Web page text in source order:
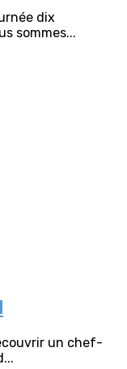
dix
sommes...
un chef-